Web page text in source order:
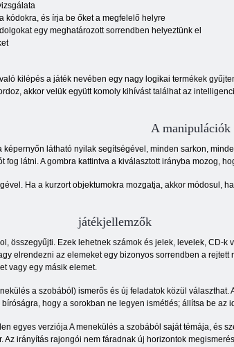
kódokra, és írja be őket a megfelelő helyre
egy meghatározott sorrendben helyeztünk el
kilépés a játék nevében egy nagy logikai termékek
akkor velük együtt komoly kihívást találhat az
A manipulációk
látható nyilak segítségével, minden sarkon,
látni. A gombra kattintva a kiválasztott irányba mozog,
Ha a kurzort objektumokra mozgatja, akkor módosul,
játékjellemzők
összegyűjti. Ezek lehetnek számok és jelek, levelek, CD-k
elrendezni az elemeket egy bizonyos sorrendben a
vagy egy másik elemet.
a szobából) ismerős és új feladatok közül
hogy a sorokban ne legyen ismétlés; állítsa be
egyes verziója A menekülés a szobából saját témája, és
Az irányítás rajongói nem fáradnak új horizontok